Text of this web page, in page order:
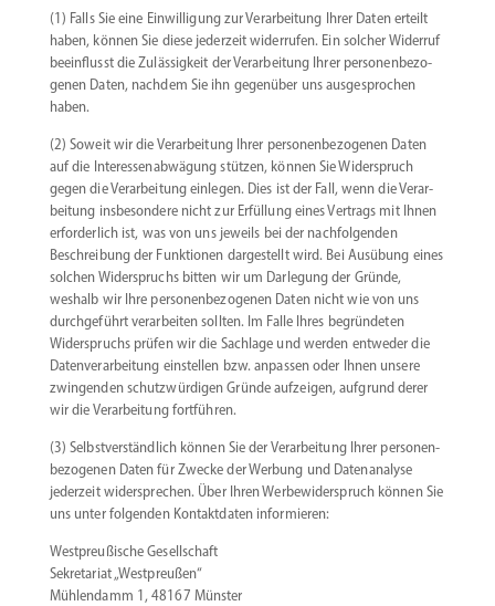
(1) Falls Sie eine Einwil­ligung zur Verar­beitung Ihrer Daten erteilt
haben, können Sie diese jederzeit wider­rufen. Ein solcher Widerruf
beein­flusst die Zuläs­sigkeit der Verar­beitung Ihrer perso­nen­be­zo­
genen Daten, nachdem Sie ihn gegenüber uns ausge­sprochen
haben.
(2) Soweit wir die Verar­beitung Ihrer perso­nen­be­zo­genen Daten
auf die Inter­es­sen­ab­wägung stützen, können Sie Wider­spruch
gegen die Verar­beitung einlegen. Dies ist der Fall, wenn die Verar­
beitung insbe­sondere nicht zur Erfüllung eines Vertrags mit Ihnen
erfor­derlich ist, was von uns jeweils bei der nachfol­genden
Beschreibung der Funktionen darge­stellt wird. Bei Ausübung eines
solchen Wider­spruchs bitten wir um Darlegung der Gründe,
weshalb wir Ihre perso­nen­be­zo­genen Daten nicht wie von uns
durch­ge­führt verar­beiten sollten. Im Falle Ihres begrün­deten
Wider­spruchs prüfen wir die Sachlage und werden entweder die
Daten­ver­ar­beitung einstellen bzw. anpassen oder Ihnen unsere
zwingenden schutz­wür­digen Gründe aufzeigen, aufgrund derer
wir die Verar­beitung fortführen.
(3) Selbst­ver­ständlich können Sie der Verar­beitung Ihrer perso­nen­
be­zo­genen Daten für Zwecke der Werbung und Daten­analyse
jederzeit wider­sprechen. Über Ihren Werbe­wi­der­spruch können Sie
uns unter folgenden Kontakt­daten informieren:
Westpreu­ßische Gesell­schaft
Sekre­tariat „Westpreußen“
Mühlendamm 1, 48167 Münster